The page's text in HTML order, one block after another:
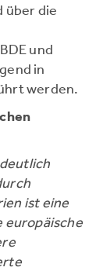
die
und
in
werden.
ist eine
europäische